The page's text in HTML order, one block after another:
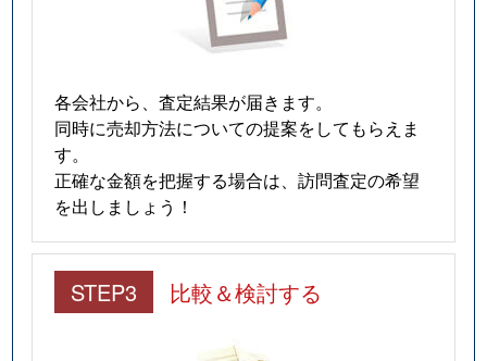
各会社から、査定結果が届きます。
同時に売却方法についての提案をしてもらえま
す。
正確な金額を把握する場合は、訪問査定の希望
を出しましょう！
STEP3 比較＆検討する